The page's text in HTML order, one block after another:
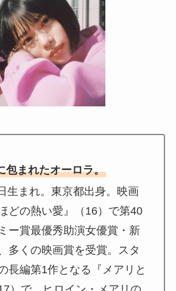
包まれたオーロラ。
生まれ。東京都出身。映画
どの熱い愛』（16）で第40
ー賞最優秀助演女優賞・新
多くの映画賞を受賞。スタ
長編第1作となる『メアリと